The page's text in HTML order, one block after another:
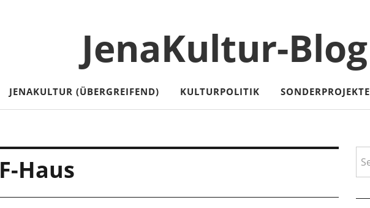
JenaKultur-Blog
JENAKULTUR (ÜBERGREIFEND) KULTURPOLITIK SONDERPROJEKTE
F-Haus